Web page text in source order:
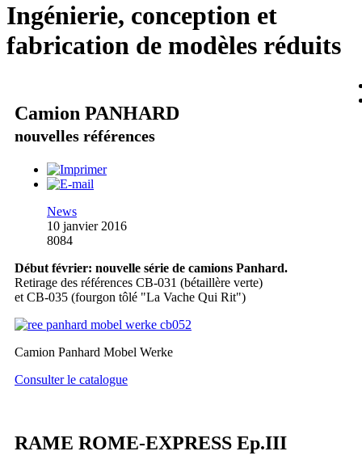
Ingénierie, conception et
fabrication de modèles réduits
Camion PANHARD
nouvelles références
News
10 janvier 2016
8084
Début février: nouvelle série de camions Panhard.
Retirage des références CB-031 (bétaillère verte)
et CB-035 (fourgon tôlé "La Vache Qui Rit")
Camion Panhard Mobel Werke
Consulter le catalogue
RAME ROME-EXPRESS Ep.III